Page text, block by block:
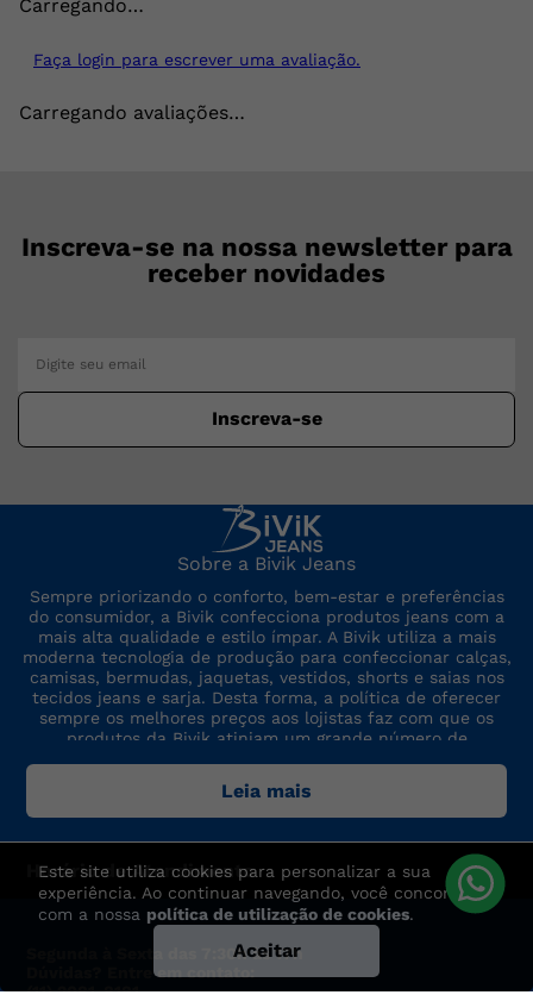
Este site utiliza cookies para personalizar a sua
experiência. Ao continuar navegando, você concorda
com a nossa política de utilização de cookies.
Aceitar
Carregando…
Faça login para escrever uma avaliação.
Carregando avaliações…
Inscreva-se na nossa newsletter para
receber novidades
Inscreva-se
Sobre a Bivik Jeans
Sempre priorizando o conforto, bem-estar e preferências
do consumidor, a Bivik confecciona produtos jeans com a
mais alta qualidade e estilo ímpar. A Bivik utiliza a mais
moderna tecnologia de produção para confeccionar calças,
camisas, bermudas, jaquetas, vestidos, shorts e saias nos
tecidos jeans e sarja. Desta forma, a política de oferecer
sempre os melhores preços aos lojistas faz com que os
produtos da Bivik atinjam um grande número de
consumidores. A marca sempre está por dentro das últimas
tendências de moda, para oferecer produtos de preço,
Leia mais
Horário de Atendimento
Segunda à Sexta das 7:30h às 17h
Dúvidas? Entre em contato: